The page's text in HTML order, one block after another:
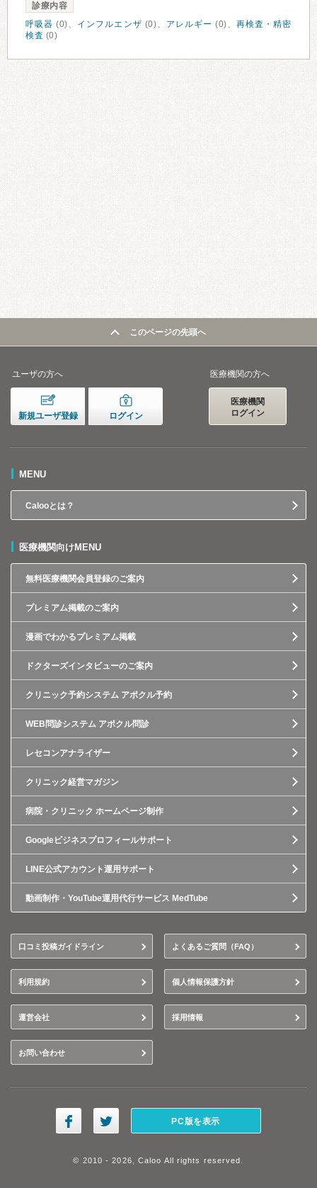
診療内容
呼吸器 (0)、 インフルエンザ (0)、 アレルギー (0)、再検査・精密
検査 (0)
このページの先頭へ
ユーザの方へ
新規ユーザ登録 ログイン
医療機関の方へ
医療機関
ログイン
MENU
Calooとは？
医療機関向けMENU
無料医療機関会員登録のご案内
プレミアム掲載のご案内
漫画でわかるプレミアム掲載
ドクターズインタビューのご案内
クリニック予約システム アポクル予約
WEB問診システム アポクル問診
レセコンアナライザー
クリニック経営マガジン
病院・クリニック ホームページ制作
Googleビジネスプロフィールサポート
LINE公式アカウント運用サポート
動画制作・YouTube運用代行サービス MedTube
口コミ投稿ガイドライン よくあるご質問（FAQ）
利用規約 個人情報保護方針
運営会社 採用情報
お問い合わせ
PC版を表示
© 2010 - 2026, Caloo All rights reserved.